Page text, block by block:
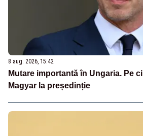
8 aug. 2026, 15:42
Mutare importantă în Ungaria. Pe
Magyar la președinție